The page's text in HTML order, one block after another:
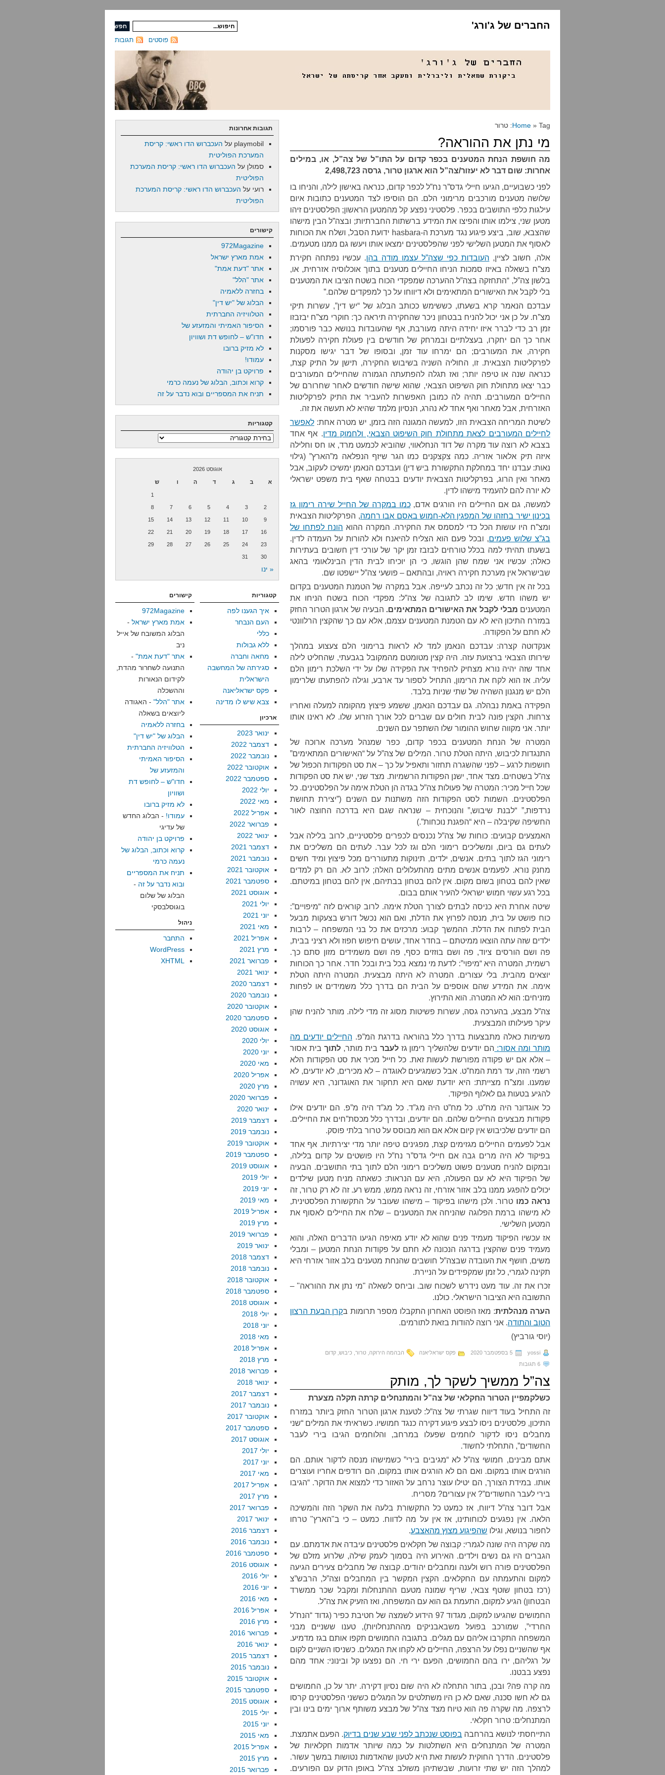
החברים של ג'ורג'
תגובות פוסטים
Home » Tag: טרור
מי נתן את ההוראה?
מה חושפת הנחת המטענים בכפר קדום על התו”ל של צה”ל, או, במילים
אחרות: שום דבר לא יעזור/צה”ל הוא ארגון טרור, גרסה 2,498,723
לפני כשבועיים, הגיעו חיילי גדס”ר נח”ל לכפר קדום, כנראה באישון לילה, והניחו בו
שלושה מטענים מורכבים מרימוני הלם. הם הוסיפו לצד המטענים כתובות איום
עילגות כלפי התושבים בכפר. פלסטיני נפצע קל מהמטען הראשון; הפלסטינים זיהו
מטען שני, צילמו אותו והפיצו את המידע ברשתות החברתיות; ובצה”ל הבין מישהו
שהצבא, שוב, ביצע פיגוע נגד מערכת ה-hasbara ידועת הסבל, ושלח את הכוחות
לאסוף את המטען השלישי לפני שהפלסטינים ימצאו אותו ויעשו גם ממנו מטעמים.
אלה, חשוב לציין, העובדות כפי שצה”ל עצמו מודה בהן. עכשיו נפתחה חקירת
מצ”ח בשאלה באיזו סמכות הניחו החיילים מטענים בתוך אוכלוסיה אזרחית, או,
בלשון צה”ל, “התחזקה בצה”ל ההערכה שמפקדי הכוח בשטח הציבו את המטענים
בלי לקבל את האישורים המתאימים ולא דיווחו על כך למפקדים שלהם.”
עבדכם הנאמר קרא בשעתו, כששימש ככותב הבלוג של “יש דין”, עשרות תיקי
מצ”ח. על כן אני יכול להניח בבטחון ניכר שהחקירה תיראה כך: חוקרי מצ”ח יבזבזו
זמן רב כדי לברר איזו יחידה היתה מעורבת, אף שהעובדות בנושא כבר פורסמו;
אחר כך הם יחקרו, בעצלתיים ובמרחק של חודשים בין פעולת חקירה לפעולת
חקירה, את המעורבים; הם ימרחו עוד זמן, ובסופו של דבר יגישו מסקנות
לפרקליטות הצבאית. זו, החוליה השניה בשיבוש החקירה, תישן על התיק קצת,
כנראה שנה או טיפה יותר; ואז תגלה להפתעתה הגמורה שהחיילים המעורבים
כבר יצאו מתחולת חוק השיפוט הצבאי, שהוא שישה חודשים לאחר שחרורם של
החיילים המעורבים. תהיה לה כמובן האפשרות להעביר את התיק לפרקליטות
האזרחית, אבל מאחר ואף אחד לא נהרג, הנסיון מלמד שהיא לא תעשה את זה.
לשיטת המריחה הצבאית הזו, למעשה המגונה הזה בזמן, יש מטרה אחת: לאפשר
לחיילים המעורבים לצאת מתחולת חוק השיפוט הצבאי, ולחמוק מדין. אף אחד
בצבא לא רוצה עוד מקרה של דוד הנחלאווי, שהוביא לכמעט מרד, או חס וחלילה
איזה תיק אלאור אזריה. כמה צקצקנים כמו הגר שיזף הנפלאה מ”הארץ” (גילוי
נאות: עבדנו יחד במחלקת התקשורת ביש דין) ועבדכם הנאמן ימשיכו לעקוב, אבל
מאחר ואין הרוג, בפרקליטות הצבאית יודעים בבטחה שאף בית משפט ישראלי
לא יורה להם להעמיד מישהו לדין.
למעשה, גם אם החיילים היו הורגים אדם,כמו במקרה של החייל שירה רימון גז
בכינון ישיר בחזהו של המפגין הלא-חמוש באסם אבו רחמה, הפרקליטות הצבאית
ומצ”ח היו עושות הכל כדי למסמס את החקירה. המקרה ההוא הונח לפתחו של
בג”צ שלוש פעמים, ובכל פעם הוא הצליח להיאנח ולא להורות על העמדה לדין.
בשעתו תהיתי למה בכלל טורחים לבזבז זמן יקר של עורכי דין חשובים בעתירות
כאלה; עכשיו אני שמח שהן הוגשו, כי הן יוכיחו לבית הדין הבינלאומי בהאג
שבישראל אין מערכת חקירה ראויה, ובהתאם – פושעי צה”ל יישפטו שם.
בכל זה אין חדש; כל זה נכתב לעייפה. אבל במקרה של הטמנת המטענים בקדום
יש משהו חדש. שימו לב לתגובה של צה”ל: מפקדי הכוח בשטח הניחו את
המטענים מבלי לקבל את האישורים המתאימים. הבעיה של ארגון הטרור החזק
במזרח התיכון היא לא עם הטמנת המטענים עצמם, אלא עם כך שהקצין הרלוונטי
לא חתם על הפקודה.
אנקדוטה קצרה: עבדכם הנאמן למד לא לראות ברימוני הלם צעצוע במהלך
שירותו הצבאי ברצועת עזה. היה קצין מטומטם מהמקובל בגבעתי, שהחליט לילה
אחד שזה יהיה נורא מצחיק להפחיד את הפקידה שלו על ידי השלכת רימון הלם
עליה. אז הוא לקח את הרימון, התחיל לספור עד ארבע, וגילה להפתעתו שלרימון
הלם יש מנגנון השהיה של שתי שניות בלבד.
הפקידה באמת נבהלה. גם עבדכם הנאמן, ששמע פיצוץ מהקומה למעלה ואחריו
צרחות. הקצין פונה לבית חולים עם שברים לכל אורך הזרוע שלו. לא ראינו אותו
יותר. אני מקווה שחוש ההומור שלו השתפר עם השנים.
המטרה של הנחת המטענים בכפר קדום, כפר שמנהל מערכה ארוכה של
התנגדות לכיבוש, היתה הטלת טרור. המילים של צה”ל על “האישורים המתאימים”
חושפות לרגע – לפני שהשגרה תחזור ותאפיל על כך – את סט הפקודות הכפול של
צה”ל בשטחים. מצד אחד, ישנן הפקודות הרשמיות. מצד שני, יש את סט הפקודות
שכל חייל מכיר: המטרה של פעולות צה”ל בגדה הן הטלת אימה על הפלסטינים. כל
הפלסטינים. השמות לסט הפקודות הזה משתנות עם השנים (”יצירת תחושת
נרדפות,” “לבנת שיבוש,” והנוכחית – שנראה שגם היא בדרכה החוצה לאור
החשיפה שקיבלה – היא “הפגנת נוכחות”.)
האמצעים קבועים: כוחות של צה”ל נכנסים לכפרים פלסטיניים, לרוב בלילה אבל
לעתים גם ביום, ומשליכים רימוני הלם וגז לכל עבר. לעתים הם משליכים את
רימוני הגז לתוך בתים. אנשים, ילדים, תינוקות מתעוררים מכל פיצוץ ומיד חשים
מחנק נורא. לפעמים אנשים מתים מהתעלולים האלה; לרוב לא. הם רק למדים
שאין להם בטחון בשום מקום. אין להם בטחון בבתיהם, אין להם בטחון במיטתם.
בכל רגע עשוי חמוש ישראלי להעיר אותם בבום.
שיטה אחרת היא כניסה לבתים לצורך הטלת אימה. לרוב קוראים לזה “מיפויים”:
כוח פושט על בית, מנסה לפרוץ את הדלת, ואם הוא נכשל דורש בצעקות מבעל
הבית לפתוח את הדלת. ההמשך קבוע: מרכזים את כל בני המשפחה – לרבות
ילדים שזה עתה הוצאו ממיטתם – בחדר אחד, עושים חיפוש חפוז ולא רציני בבית,
פה ושם הורסים ציוד, פה ושם בוזזים כסף, פה ושם משמידים מזון סתם כך.
רשמית, המטרה היא “מיפוי”: לדעת מי נמצא בכל בית ובכל חדר. אחר כך הכוחות
יוצאים מהבית. בלי עצורים. המטרה לא היתה מבצעית. המטרה היתה הטלת
אימה. את המידע שהם אוספים על הבית הם בדרך כלל משמידים או לפחות
מזניחים: הוא לא המטרה. הוא התירוץ.
צה”ל מבצע, בהערכה גסה, עשרות פשיטות מסוג זה מדי לילה. מותר להניח שהן
עיקר פעילותו המבצעית.
משימות כאלה מתבצעות בדרך כלל בהוראה בדרגת המ”פ. החיילים יודעים מה
מותר ומה אסור: הם יודעים שלהשליך רימון גזלעבר בית מותר,לתוך בית אסור
– אלא אם יש פקודה מפורשת לעשות זאת. כל חייל מכיר את סט הפקודות הלא
רשמי הזה, עד רמת המח”ט. אבל כשמגיעים לאוגדה – לא מכירים, לא יודעים, לא
שמענו. ומצ”ח מצייתת: היא יודעת שאם היא תחקור את האוגדונר, היא עשויה
להגיע בטעות גם לאלוף הפיקוד.
כל אוגדונר היה מח”ט. כל מח”ט היה מג”ד. כל מג”ד היה מ”פ. הם יודעים אילו
פקודות מבצעים החיילים שלהם. הם יודעים, ובדרך כלל מכסת”חים את החיילים.
הם יודעים שלכיבוש אין קיום אלא אם הוא מבוסס על טרור בלתי פוסק.
אבל לפעמים החיילים מגזימים קצת, מפגינים טיפה יותר מדי יצירתיות. אף אחד
בפיקוד לא היה מרים גבה אם חיילי גדס”ר נח”ל היו פושטים על קדום בלילה,
ובמקום להניח מטענים פשוט משליכים רימוני הלם לתוך בתי התושבים. הבעיה
של הפיקוד היא לא עם הפעולה, היא עם הנראות: כשאתה מניח מטען שילדים
יכולים להפגע ממנו בלב אזור אזרחי, זה נראה ממש, ממש רע. זה לא רק טרור, זה
נראה כמו טרור. ולכן מישהו בפיקוד – מישהו שעובר על התקשורת הפלסטינית,
לא מישהו ברמת הפלוגה שהניחה את המטענים – שלח את החיילים לאסוף את
המטען השלישי.
אז עכשיו הפיקוד מעמיד פנים שהוא לא יודע מאיפה הגיעו הדברים האלה, והוא
מעמיד פנים שהקצין בדרגה הנכונה לא חתם על פקודות הנחת המטען – ומבלי
משים, חושף את העובדה שבצה”ל חושבים שהנחת מטענים בלב אזור אזרחי היא
תקינה לגמרי, כל זמן שמקפידים על הניירת.
זכרו את זה. עוד מעט נידרש לשכוח שוב. וביחס לשאלה "מי נתן את ההוראה" –
התשובה היא הציבור הישראלי. כולנו.
הערה מנהלתית: מאז הפוסט האחרון התקבלו מספר תרומות בקרן הבעת הרצון
הטוב והתודה. אני רוצה להודות בזאת לתורמים.
(יוסי גורביץ)
yossi 5 בספטמבר 2020 פקס ישראליאנה הבהמה הירוקה טרור כיבוש קדום
6 תגובות
צה”ל ממשיך לשקר לך, מותק
כשלקמפיין הטרור החקלאי של צה”ל והמתנחלים קרתה תקלה מצערת
זה התחיל בעוד דיווח שגרתי של צה”ל: לטענת ארגון הטרור החזק ביותר במזרח
התיכון, פלסטינים ניסו לבצע פיגוע דקירה כנגד חמושיו. כשראיתי את המילים “שני
מחבלים ניסו לדקור לוחמים שפעלו במרחב, והלוחמים הגיבו בירי לעבר
החשודים”, התחלתי לחשוד.
אתם מבינים, חמושי צה”ל לא “מגיבים בירי” כשמישהו מנסה לדקור אותם. הם
הורגים אותו במקום. ואם הם לא הורגים אותו במקום, הם רודפים אחריו ועוצרים
אותו. במידת הצורך, הם יטילו עוצר נרחב על האזור כדי למצוא את הדוקר. “הגיבו
בירי לעבר החשודים”? אין עצורים? מסריח.
אבל דובר צה”ל דיווח, אז כמעט כל התקשורת בלעה את השקר הזה והמשיכה
הלאה. אין נפגעים לכוחותינו, אז אין על מה לדווח. כמעט – כי ב"הארץ" טרחו
לחפור בנושא, וגילו שהפיגוע מצוץ מהאצבע.
מה שקרה היה שונה לגמרי: קבוצה של חקלאים פלסטינים עיבדה את אדמתם. עם
הגברים היו גם נשים וילדים. האירוע היה בסמוך לעמק שילה, שלרוע מזלם של
הפלסטינים פורה רוש ולענה ומחבלים יהודים. קבוצה של מחבלים צעירים הגיעה
למקום והתעמתה עם החקלאים. הקצין המקשר בין המחבלים וצה”ל, הרבש”צ
(רכז בטחון שוטף צבאי, שריף שמונה מטעם ההתנחלות ומקבל שכר ממשרד
הבטחון) הגיע למקום, התעמת גם הוא עם המשפחה, ואז הזעיק את צה”ל.
החמושים שהגיעו למקום, מגדוד 97 הידוע לשמצה של חטיבת כפיר (גדוד “הנח”ל
החרדי”, שמורכב בפועל משבאבניקים מההתנחלויות), טענו ששניים מבני
המשפחה התקרבו אליהם עם מגלים. בתגובה החמושים תקפו אותם בגז מדמיע.
אף שהשניים נפלו על הרצפה, החיילים לא לקחו את המגלים. כשניסו השניים לקום
על רגליהם, ירו בהם החמושים, הפעם ירי חי. הם נפצעו קל ובינוני: אחד מהם
נפצע בבטנו.
מה קרה פה? ובכן, בתור התחלה לא היה שום נסיון דקירה. יתר על כן, החמושים
גם לא חשו סכנה, שאם לא כן היו משתלטים על המגלים כששני הפלסטינים קרסו
לרצפה. מה שקרה פה הוא טיוח מצד צה”ל של מבצע משותף ארוך ימים בינו ובין
המתנחלים: טרור חקלאי.
התייחסתי לנושא בהרחבה בפוסט שנכתב לפני שבע שנים בדיוק. הפעם אתמצת.
המטרה של המתנחלים היא השתלטות על כמה שיותר אדמות חקלאיות של
פלסטינים. הדרך החוקית לעשות זאת היא לטעון שהאדמות נטושות במשך עשור.
למהלך הזה יש שתי זרועות, שבשתיהן משולב צה”ל באופן הדוק עם הפורעים.
תגובות אחרונות
playmobil על העכברוש הדו ראשי: קריסת
המערכת הפוליטית
סמולן על העכברוש הדו ראשי: קריסת המערכת
הפוליטית
רועי על העכברוש הדו ראשי: קריסת המערכת
הפוליטית
קישורים
972Magazine
אמת מארץ ישראל
אתר "דעת אמת"
אתר "הלל"
בחזרה ללאמיה
הבלוג של "יש דין"
הטלוויזיה החברתית
הסיפור האמיתי והמזעזע של
חדו"ש – לחופש דת ושוויון
לא מזיק ברובו
עמודו!
פרויקט בן יהודה
קרוא וכתוב, הבלוג של נעמה כרמי
תניח את המספריים ובוא נדבר על זה
קטגוריות
קטגוריות
אוגוסט 2026
א ב ג ד ה ו ש
1
2
3
4
5
6
7
8
9
10
11
12
13
14
15
16
17
18
19
20
21
22
23
24
25
26
27
28
29
30
31
« ינו
קטגוריות
איך הגענו לפה
העם הנבחר
כללי
ללא גבולות
מחאה וחברה
סגירתה של המחשבה
הישראלית
פקס ישראליאנה
צבא שיש לו מדינה
ארכיון
ינואר 2023
דצמבר 2022
נובמבר 2022
אוקטובר 2022
ספטמבר 2022
יולי 2022
מאי 2022
אפריל 2022
פברואר 2022
ינואר 2022
דצמבר 2021
נובמבר 2021
אוקטובר 2021
ספטמבר 2021
אוגוסט 2021
יולי 2021
יוני 2021
מאי 2021
אפריל 2021
מרץ 2021
פברואר 2021
ינואר 2021
דצמבר 2020
נובמבר 2020
אוקטובר 2020
ספטמבר 2020
אוגוסט 2020
יולי 2020
יוני 2020
מאי 2020
אפריל 2020
מרץ 2020
פברואר 2020
ינואר 2020
דצמבר 2019
נובמבר 2019
אוקטובר 2019
ספטמבר 2019
אוגוסט 2019
יולי 2019
יוני 2019
מאי 2019
אפריל 2019
מרץ 2019
פברואר 2019
ינואר 2019
דצמבר 2018
נובמבר 2018
אוקטובר 2018
ספטמבר 2018
אוגוסט 2018
יולי 2018
יוני 2018
מאי 2018
אפריל 2018
מרץ 2018
פברואר 2018
ינואר 2018
דצמבר 2017
נובמבר 2017
אוקטובר 2017
ספטמבר 2017
אוגוסט 2017
יולי 2017
יוני 2017
מאי 2017
אפריל 2017
מרץ 2017
פברואר 2017
ינואר 2017
דצמבר 2016
נובמבר 2016
ספטמבר 2016
אוגוסט 2016
יולי 2016
יוני 2016
מאי 2016
אפריל 2016
מרץ 2016
פברואר 2016
ינואר 2016
דצמבר 2015
נובמבר 2015
אוקטובר 2015
ספטמבר 2015
אוגוסט 2015
יולי 2015
יוני 2015
מאי 2015
אפריל 2015
מרץ 2015
פברואר 2015
קישורים
972Magazine
אמת מארץ ישראל -
הבלוג המשובח של אייל
ניב
אתר "דעת אמת" -
התנועה לשחרור מהדת,
לקידום הנאורות
וההשכלה
אתר "הלל" - האגודה
ליוצאים בשאלה
בחזרה ללאמיה
הבלוג של "יש דין"
הטלוויזיה החברתית
הסיפור האמיתי
והמזעזע של
חדו"ש – לחופש דת
ושוויון
לא מזיק ברובו
עמודו! - הבלוג החדש
של עדיגי
פרויקט בן יהודה
קרוא וכתוב, הבלוג של
נעמה כרמי
תניח את המספריים
ובוא נדבר על זה -
הבלוג של שלום
בוגוסלבסקי
ניהול
התחבר
WordPress
XHTML